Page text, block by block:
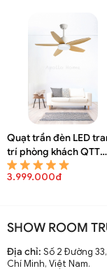
Quạt trần đèn LED
trí phòng khách QTT
8150A
3.999.000đ
SHOW ROOM
Địa chỉ: Số 2 Đường
Chí Minh, Việt Nam.